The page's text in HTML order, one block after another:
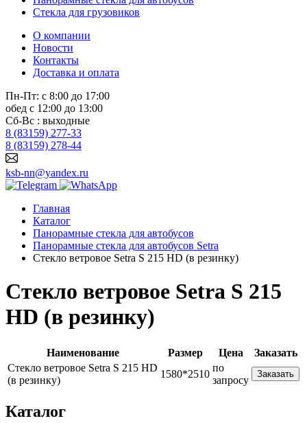
Стекла для грузовиков
О компании
Новости
Контакты
Доставка и оплата
Пн-Пт: с 8:00 до 17:00
обед с 12:00 до 13:00
Сб-Вс : выходные
8 (83159) 277-33
8 (83159) 278-44
ksb-nn@yandex.ru
Главная
Каталог
Панорамные стекла для автобусов
Панорамные стекла для автобусов Setra
Стекло ветровое Setra S 215 HD (в резинку)
Стекло ветровое Setra S 215
HD (в резинку)
Наименование Размер Цена
Заказать
Стекло ветровое Setra S 215 HD
(в резинку)
1580*2510
по
запросу
Заказать
Каталог